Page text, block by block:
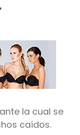
la cual se
caídos.